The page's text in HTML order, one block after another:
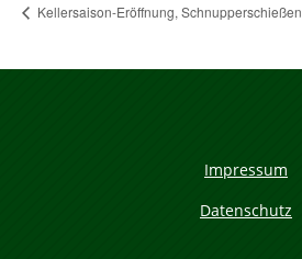
Kellersaison-Eröffnung, Schnupperschießen
Impressum
Datenschutz